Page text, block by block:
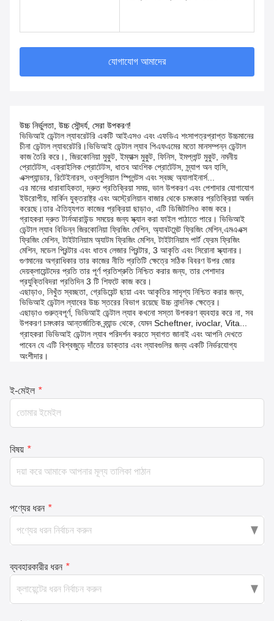
যোগাযোগ আমাদের
উচ্চ নির্ভুলতা, উচ্চ সৌন্দর্য, সেরা উপকরণ!
ভিভিআই ডেন্টাল ল্যাবরেটরি একটি আইএসও এবং এফডিএ শংসাপত্রপ্রাপ্ত উচ্চমানের
চীনা ডেন্টাল ল্যাবরেটরি।ভিভিআই ডেন্টাল ল্যাব পিএফএমের মতো মানসম্পন্ন ডেন্টাল
কাজ তৈরি করে।, জিরকোনিয়া মুকুট, ইম্যাক্স মুকুট, ফিনিস, ইমপ্লান্ট মুকুট, নমনীয়
প্রোটেটস, এক্রাইলিক প্রোটেটস, ধাতব আংশিক প্রোটেটস, স্ন্যাপ অন হাসি,
এক্সপ্যান্ডার, রিটেইনারস, ওক্লুসিয়াল স্প্লিন্টস এবং স্বচ্ছ অ্যালাইনার্স...
এর মানের ধারাবাহিকতা, দ্রুত প্রতিক্রিয়া সময়, ভাল উপকরণ এবং পেশাদার যোগাযোগ
ইউরোপীয়, মার্কিন যুক্তরাষ্ট্র এবং অস্ট্রেলিয়ান বাজার থেকে চমৎকার প্রতিক্রিয়া অর্জন
করেছে।তার ঐতিহ্যগত কাজের প্রক্রিয়া ছাড়াও, এটি ডিজিটালিও কাজ করে।
গ্রাহকরা দ্রুত টার্নআরাউন্ড সময়ের জন্য স্ক্যান করা ফাইল পাঠাতে পারে। ভিভিআই
ডেন্টাল ল্যাব বিভিন্ন জিরকোনিয়া ফ্রিজিং মেশিন, অ্যাবটমেন্ট ফ্রিজিং মেশিন,এমএএক্স
ফ্রিজিং মেশিন, টাইটানিয়াম অ্যাটম ফ্রিজিং মেশিন, টাইটানিয়াম পার্ট ফ্রেম ফ্রিজিং
মেশিন, মডেল প্রিন্টার এবং ধাতব লেজার প্রিন্টার, 3 আকৃতি এবং সিরোনা স্ক্যানার।
গুণমানের অগ্রাধিকার তার কাজের নীতি প্রতিটি ক্ষেত্রে সঠিক বিবরণ উপর জোর
দেয়ক্লায়েন্টদের প্রতি তার পূর্ণ প্রতিশ্রুতি নিশ্চিত করার জন্য, তার পেশাদার
প্রযুক্তিবিদরা প্রতিদিন 3 টি শিফটে কাজ করে।
এছাড়াও, নিখুঁত স্বচ্ছতা, গ্রেডিয়েন্ট ছায়া এবং আকৃতির সাদৃশ্য নিশ্চিত করার জন্য,
ভিভিআই ডেন্টাল ল্যাবের উচ্চ স্তরের বিভাগ রয়েছে উচ্চ নান্দনিক ক্ষেত্রে।
এছাড়াও গুরুত্বপূর্ণ, ভিভিআই ডেন্টাল ল্যাব কখনো সস্তা উপকরণ ব্যবহার করে না, সব
উপকরণ চমৎকার আন্তর্জাতিক ব্র্যান্ড থেকে, যেমন Scheftner, ivoclar, Vita...
গ্রাহকরা ভিভিআই ডেন্টাল ল্যাব পরিদর্শন করতে স্বাগত জানাই এবং আপনি দেখতে
পাবেন যে এটি বিশ্বজুড়ে দাঁতের ডাক্তার এবং ল্যাবগুলির জন্য একটি নির্ভরযোগ্য
অংশীদার।
ই-মেইল *
বিষয় *
পণ্যের ধরন *
ব্যবহারকারীর ধরন *